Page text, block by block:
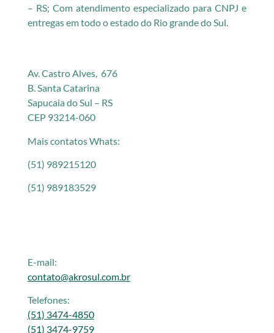
– RS; Com atendimento especializado para CNPJ e
entregas em todo o estado do Rio grande do Sul.
Av. Castro Alves, 676
B. Santa Catarina
Sapucaia do Sul – RS
CEP 93214-060
Mais contatos Whats:
(51) 989215120
(51) 989183529
E-mail:
contato@akrosul.com.br
Telefones:
(51) 3474-4850
(51) 3474-9759